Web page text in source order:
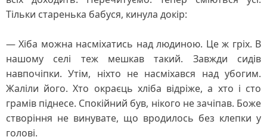
Тільки старенька бабуся, кинула докір:
— Хіба можна насміхатись над людиною. Це ж гріх. В
нашому селі теж мешкав такий. Завжди сидів
навпочіпки. Утім, ніхто не насміхався над убогим.
Жаліли його. Хто окраєць хліба відріже, а хто і сто
грамів піднесе. Спокійний був, нікого не зачіпав. Боже
створіння не винувате, що вродилось без клепки у
голові.